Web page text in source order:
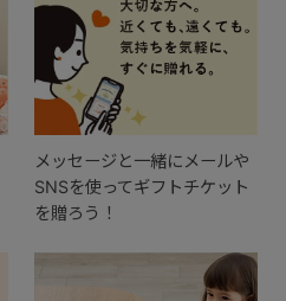
メッセージと一緒にメールや
SNSを使ってギフトチケット
を贈ろう！